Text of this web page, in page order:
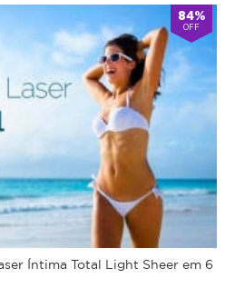
84%
OFF
Íntima Total Light Sheer em 6